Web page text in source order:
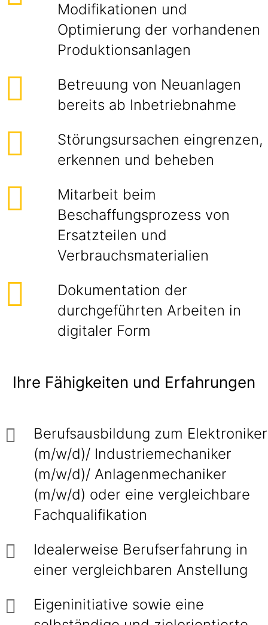
Modifikationen und
Optimierung der vorhandenen
Produktionsanlagen
Betreuung von Neuanlagen
bereits ab Inbetriebnahme
Störungsursachen eingrenzen,
erkennen und beheben
Mitarbeit beim
Beschaffungsprozess von
Ersatzteilen und
Verbrauchsmaterialien
Dokumentation der
durchgeführten Arbeiten in
digitaler Form
Ihre Fähigkeiten und Erfahrungen
Berufsausbildung zum Elektroniker
(m/w/d)/ Industriemechaniker
(m/w/d)/ Anlagenmechaniker
(m/w/d) oder eine vergleichbare
Fachqualifikation
Idealerweise Berufserfahrung in
einer vergleichbaren Anstellung
Eigeninitiative sowie eine